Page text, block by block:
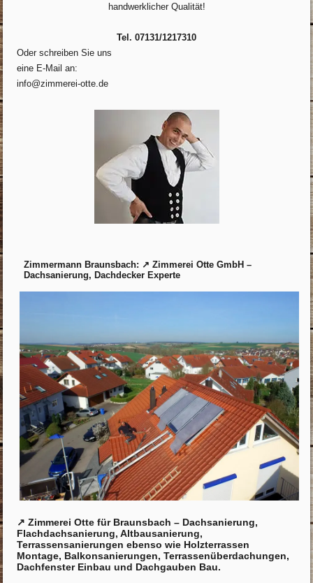
handwerklicher Qualität!
Tel. 07131/1217310
Oder schreiben Sie uns
eine E-Mail an:
info@zimmerei-otte.de
Zimmermann Braunsbach: ↗️ Zimmerei Otte GmbH –
Dachsanierung, Dachdecker Experte
↗️ Zimmerei Otte für Braunsbach – Dachsanierung,
Flachdachsanierung, Altbausanierung,
Terrassensanierungen ebenso wie Holzterrassen
Montage, Balkonsanierungen, Terrassenüberdachungen,
Dachfenster Einbau und Dachgauben Bau.